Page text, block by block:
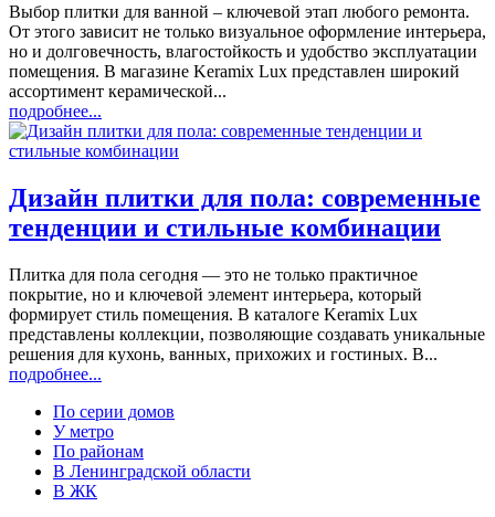
Выбор плитки для ванной – ключевой этап любого ремонта.
От этого зависит не только визуальное оформление интерьера,
но и долговечность, влагостойкость и удобство эксплуатации
помещения. В магазине Keramix Lux представлен широкий
ассортимент керамической...
подробнее...
Дизайн плитки для пола: современные
тенденции и стильные комбинации
Плитка для пола сегодня — это не только практичное
покрытие, но и ключевой элемент интерьера, который
формирует стиль помещения. В каталоге Keramix Lux
представлены коллекции, позволяющие создавать уникальные
решения для кухонь, ванных, прихожих и гостиных. В...
подробнее...
По серии домов
У метро
По районам
В Ленинградской области
В ЖК